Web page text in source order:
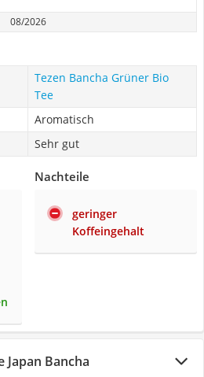
08/2026
Tezen Bancha Grüner Bio
Tee
Aromatisch
Sehr gut
Nachteile
geringer
Koffeingehalt
Japan Bancha